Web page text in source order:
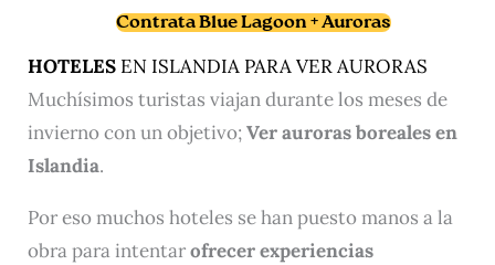
Contrata Blue Lagoon + Auroras
HOTELES EN ISLANDIA PARA VER AURORAS
Muchísimos turistas viajan durante los meses de
invierno con un objetivo;Ver auroras boreales en
Islandia.
Por eso muchos hoteles se han puesto manos a la
obra para intentarofrecer experiencias